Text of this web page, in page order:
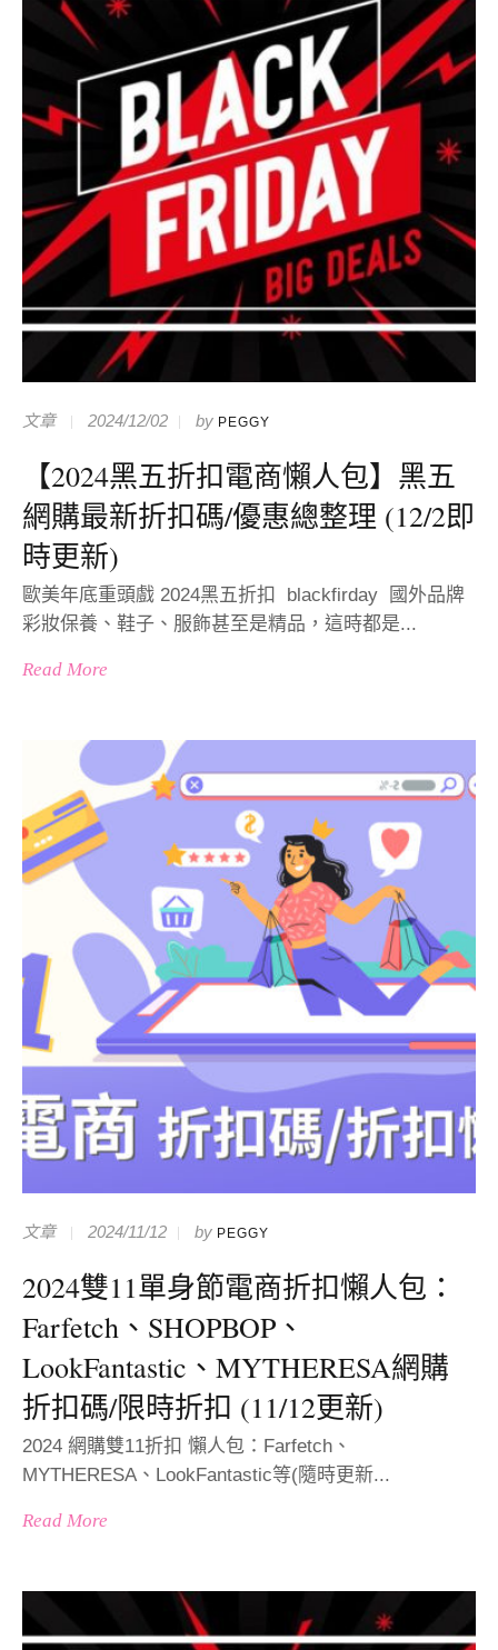
文章 2024/12/02 by PEGGY
【2024黑五折扣電商懶人包】黑五
網購最新折扣碼/優惠總整理 (12/2即
時更新)
歐美年底重頭戲 2024黑五折扣 blackfirday 國外品牌
彩妝保養、鞋子、服飾甚至是精品，這時都是...
Read More
文章 2024/11/12 by PEGGY
2024雙11單身節電商折扣懶人包：
Farfetch、SHOPBOP、
LookFantastic、MYTHERESA網購
折扣碼/限時折扣 (11/12更新)
2024 網購雙11折扣 懶人包：Farfetch、
MYTHERESA、LookFantastic等(隨時更新...
Read More